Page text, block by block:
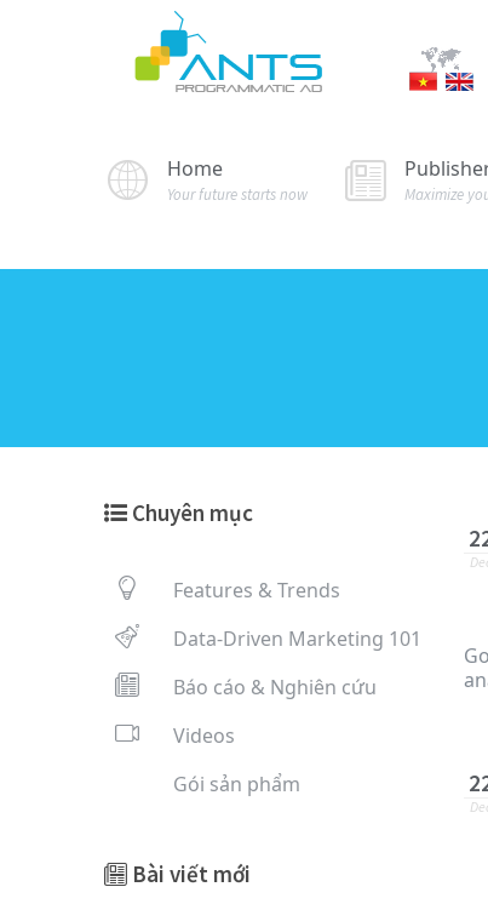
Home
Your future starts now Maximize
Chuyên mục
Features & Trends
Data-Driven Marketing 101
Báo cáo & Nghiên cứu
Videos
Gói sản phẩm
Bài viết mới